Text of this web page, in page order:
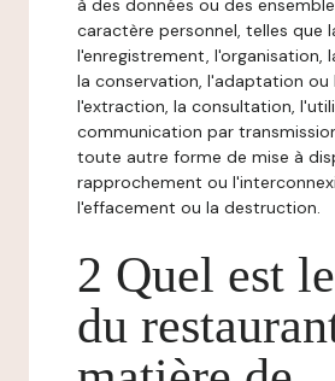
à des données ou des
caractère personnel, telles que
l'enregistrement, l'organisation,
la conservation, l'adaptation ou
l'extraction, la consultation,
communication par
toute autre forme de mise à
rapprochement ou
l'effacement ou la destruction.
2 Quel est
du